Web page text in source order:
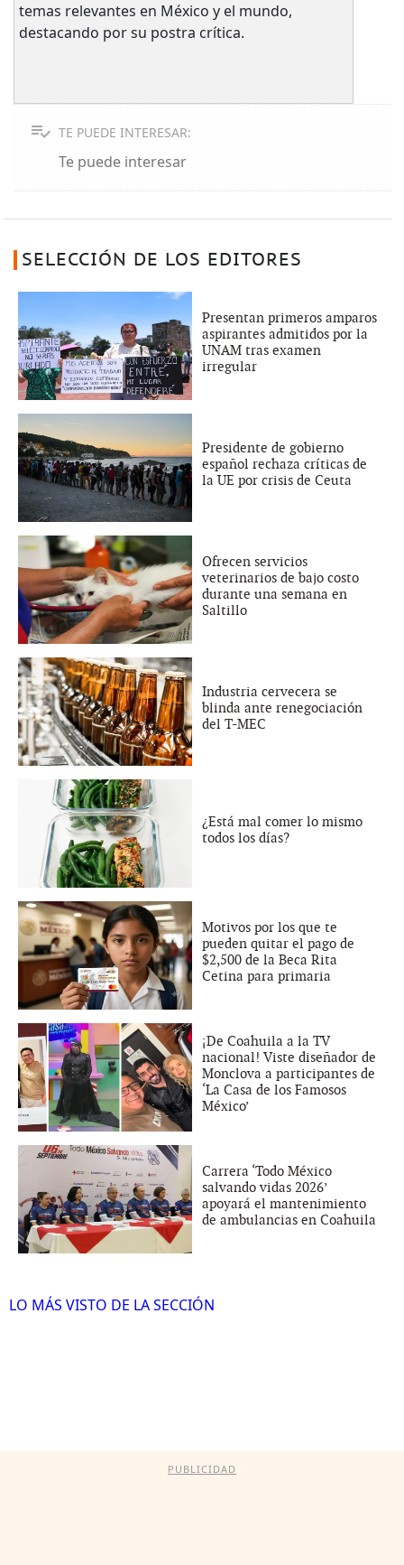
temas relevantes en México y el mundo,
destacando por su postra crítica.
TE PUEDE INTERESAR:
Te puede interesar
SELECCIÓN DE LOS EDITORES
Presentan primeros amparos
aspirantes admitidos por la
UNAM tras examen
irregular
Presidente de gobierno
español rechaza críticas de
la UE por crisis de Ceuta
Ofrecen servicios
veterinarios de bajo costo
durante una semana en
Saltillo
Industria cervecera se
blinda ante renegociación
del T-MEC
¿Está mal comer lo mismo
todos los días?
Motivos por los que te
pueden quitar el pago de
$2,500 de la Beca Rita
Cetina para primaria
¡De Coahuila a la TV
nacional! Viste diseñador de
Monclova a participantes de
‘La Casa de los Famosos
México’
Carrera ‘Todo México
salvando vidas 2026’
apoyará el mantenimiento
de ambulancias en Coahuila
LO MÁS VISTO DE LA SECCIÓN
PUBLICIDAD